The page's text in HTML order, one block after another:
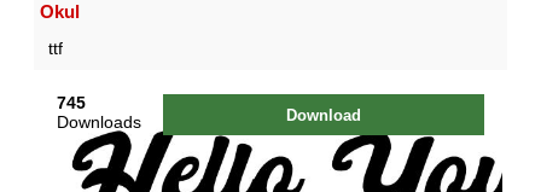
Okul
ttf
745
Downloads
Download